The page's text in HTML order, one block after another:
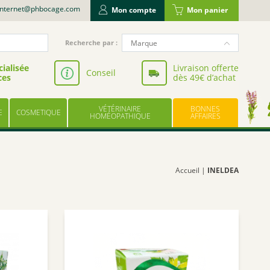
Mon compte Mon panier
Recherche
pour
Recherche par : Marque
NUTERGIA
VALBIOTIS
BODYGUARD
LABORATOIRE LESCUYER
OWARI
LES TROIS CHÊNES
Conseil
Livraison offerte
dès 49€ d’achat
COSMETIQUE VÉTÉRINAIRE
HOMÉOPATHIQUE
BONNES
AFFAIRES
Accueil | INELDEA